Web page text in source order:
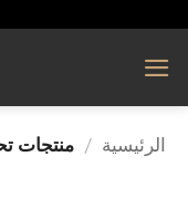
الرئيسية / منتجات